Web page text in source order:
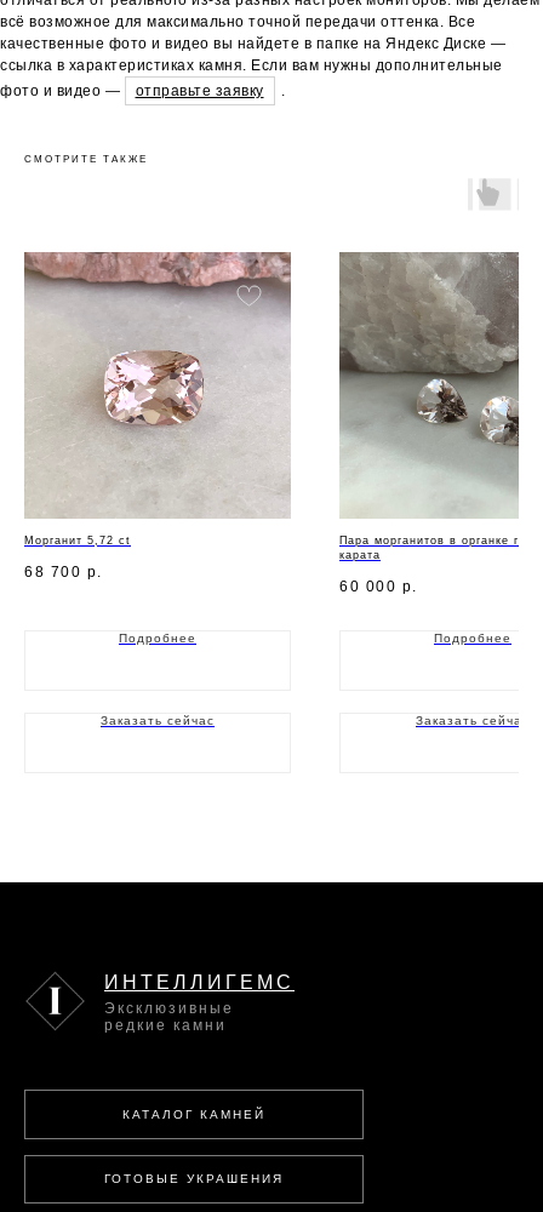
всё возможное для максимально точной передачи оттенка. Все
качественные фото и видео вы найдете в папке на Яндекс Диске —
ссылка в характеристиках камня. Если вам нужны дополнительные
фото и видео —
отправьте заявку
СМОТРИТЕ ТАКЖЕ
Морганит 5,72 ct
68 700 р.
Подробнее
Заказать сейчас
Пара морганитов в органке
карата
60 000 р.
Подробнее
Заказать сейчас
КАТАЛОГ КАМНЕЙ
ГОТОВЫЕ УКРАШЕНИЯ
Эксклюзивные
редкие камни
ИНТЕЛЛИГЕМС